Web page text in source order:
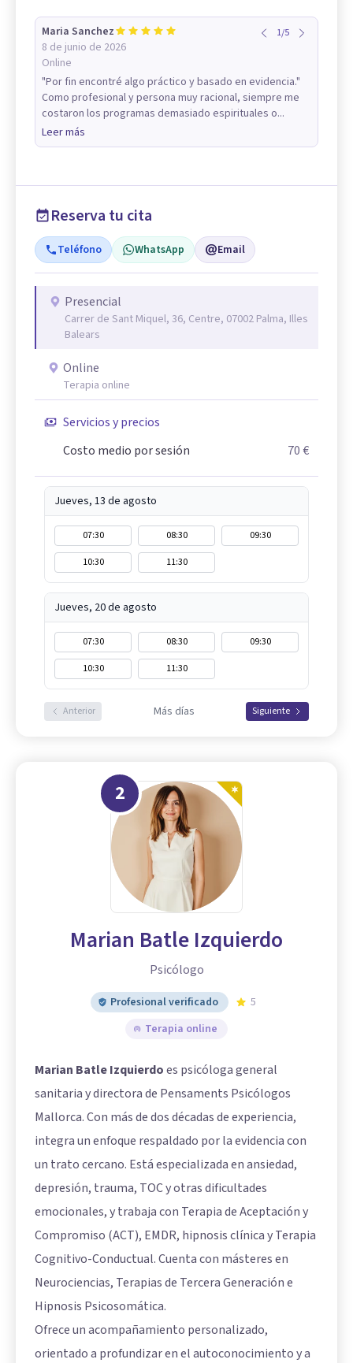
Maria Sanchez
8 de junio de 2026
Online
1/5
"Por fin encontré algo práctico y basado en evidencia."
Como profesional y persona muy racional, siempre me
costaron los programas demasiado espirituales o...
Leer más
Reserva tu cita
Teléfono WhatsApp Email
Presencial
Carrer de Sant Miquel, 36, Centre, 07002 Palma, Illes
Balears
Online
Terapia online
Servicios y precios
Costo medio por sesión
70 €
Jueves, 13 de agosto
07:30 08:30
09:30
10:30
11:30
Jueves, 20 de agosto
07:30 08:30
09:30
10:30
11:30
Anterior Más días Siguiente
2
Marian Batle Izquierdo
Psicólogo
Profesional verificado
5
Terapia online
Marian Batle Izquierdoes psicóloga general
sanitaria y directora de Pensaments Psicólogos
Mallorca. Con más de dos décadas de experiencia,
integra un enfoque respaldado por la evidencia con
un trato cercano. Está especializada en ansiedad,
depresión, trauma, TOC y otras dificultades
emocionales, y trabaja con Terapia de Aceptación y
Compromiso (ACT), EMDR, hipnosis clínica y Terapia
Cognitivo-Conductual. Cuenta con másteres en
Neurociencias, Terapias de Tercera Generación e
Hipnosis Psicosomática.
Ofrece un acompañamiento personalizado,
orientado a profundizar en el autoconocimiento y a